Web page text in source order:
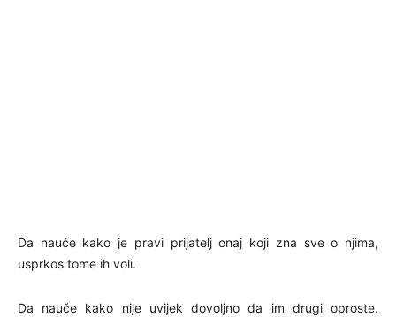
Da nauče kako je pravi prijatelj onaj koji zna sve o njima,
usprkos tome ih voli.
Da nauče kako nije uvijek dovoljno da im drugi oproste.